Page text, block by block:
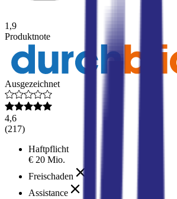
1,9
Produktnote
Ausgezeichnet
4,6
(217)
Haftpflicht
€ 20 Mio.
Freischaden
Assistance